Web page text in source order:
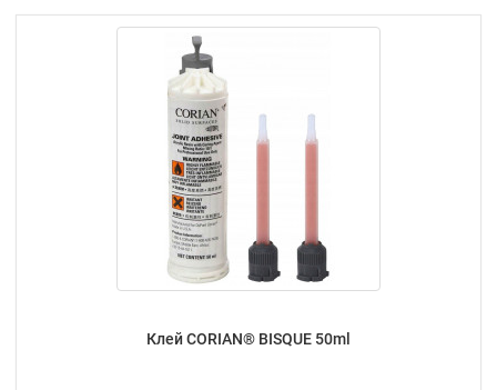
Клей CORIAN® BISQUE 50ml